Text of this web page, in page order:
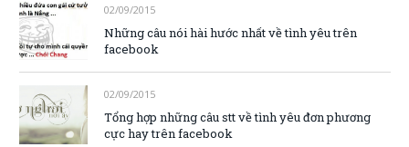
02/09/2015
Những câu nói hài hước nhất về tình yêu trên
facebook
02/09/2015
Tổng hợp những câu stt về tình yêu đơn phương
cực hay trên facebook